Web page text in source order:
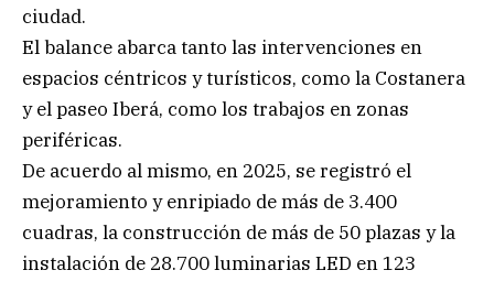
ciudad.
El balance abarca tanto las intervenciones en
espacios céntricos y turísticos, como la Costanera
y el paseo Iberá, como los trabajos en zonas
periféricas.
De acuerdo al mismo, en 2025, se registró el
mejoramiento y enripiado de más de 3.400
cuadras, la construcción de más de 50 plazas y la
instalación de 28.700 luminarias LED en 123